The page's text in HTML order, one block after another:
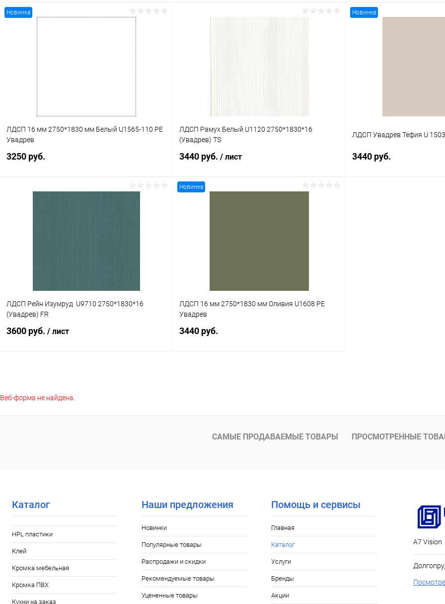
Новинка
ЛДСП 16 мм 2750*1830 мм Белый U1565-110 PE
Увадрев
3250 руб.
ЛДСП Рамух Белый U1120 2750*1830*16
(Увадрев) TS
3440 руб. / лист
Новинка
ЛДСП Увадрев Тефия U
3440 руб.
ЛДСП Рейн Изумруд U9710 2750*1830*16
(Увадрев) FR
3600 руб. / лист
Купить в 1 клик
В избранное В наличии
Новинка
ЛДСП 16 мм 2750*1830 мм Оливия U1608 PE
Увадрев
3440 руб.
В избранное В наличии
Веб-форма не найдена.
САМЫЕ ПРОДАВАЕМЫЕ ТОВАРЫ ПРОСМОТРЕННЫЕ
Каталог
HPL пластики
Клей
Кромка мебельная
Кромка ПВХ
Кухни на заказ
Наши предложения
Новинки
Популярные товары
Распродажи и скидки
Рекомендуемые товары
Уцененные товары
Помощь и сервисы
Главная
Каталог
Услуги
Бренды
Акции
А7 Vision